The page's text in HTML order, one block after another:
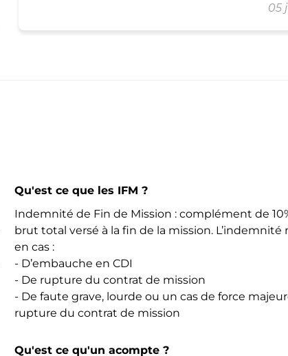
05
Qu'est ce que les IFM ?
Indemnité de Fin de Mission : complément de
brut total versé à la fin de la mission. L’indemnité
en cas :
- D’embauche en CDI
- De rupture du contrat de mission
- De faute grave, lourde ou un cas de force
rupture du contrat de mission
Qu'est ce qu'un acompte ?